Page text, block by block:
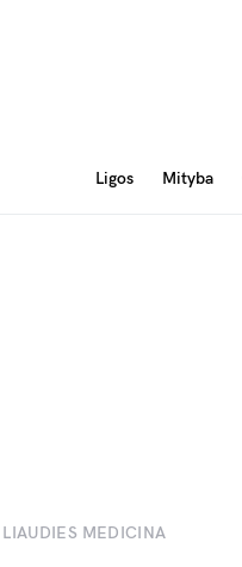
Ligos Mityba
LIAUDIES MEDICINA